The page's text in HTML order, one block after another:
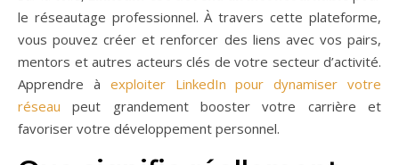
le réseautage professionnel. À travers cette plateforme,
vous pouvez créer et renforcer des liens avec vos pairs,
mentors et autres acteurs clés de votre secteur d’activité.
Apprendre à exploiter LinkedIn pour dynamiser votre
réseau peut grandement booster votre carrière et
favoriser votre développement personnel.